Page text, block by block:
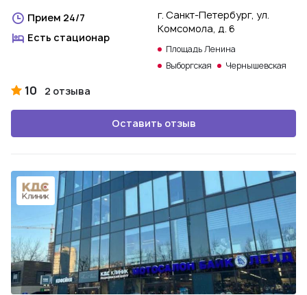
Прием 24/7
Есть стационар
г. Санкт-Петербург, ул.
Комсомола, д. 6
Площадь Ленина
Выборгская
Чернышевская
10 2 отзыва
Оставить отзыв